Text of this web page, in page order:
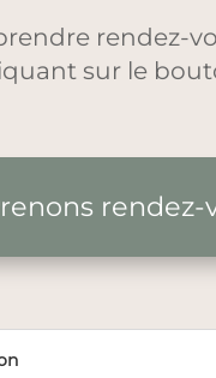
rendez-
sur le
rendez-